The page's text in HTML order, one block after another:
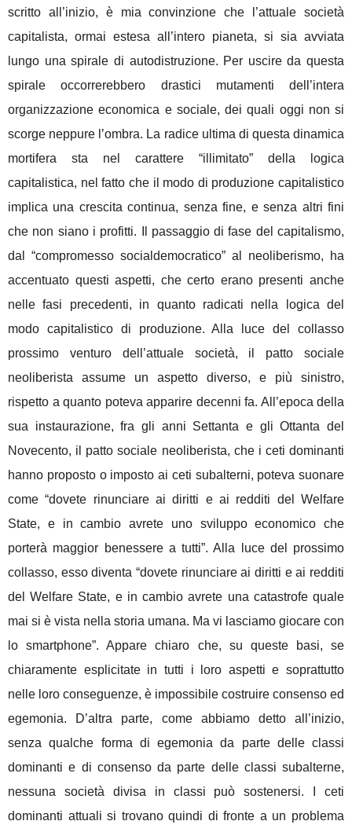
scritto all’inizio, è mia convinzione che l’attuale società
capitalista, ormai estesa all’intero pianeta, si sia avviata
lungo una spirale di autodistruzione. Per uscire da questa
spirale occorrerebbero drastici mutamenti dell’intera
organizzazione economica e sociale, dei quali oggi non si
scorge neppure l’ombra. La radice ultima di questa dinamica
mortifera sta nel carattere “illimitato” della logica
capitalistica, nel fatto che il modo di produzione capitalistico
implica una crescita continua, senza fine, e senza altri fini
che non siano i profitti. Il passaggio di fase del capitalismo,
dal “compromesso socialdemocratico” al neoliberismo, ha
accentuato questi aspetti, che certo erano presenti anche
nelle fasi precedenti, in quanto radicati nella logica del
modo capitalistico di produzione. Alla luce del collasso
prossimo venturo dell’attuale società, il patto sociale
neoliberista assume un aspetto diverso, e più sinistro,
rispetto a quanto poteva apparire decenni fa. All’epoca della
sua instaurazione, fra gli anni Settanta e gli Ottanta del
Novecento, il patto sociale neoliberista, che i ceti dominanti
hanno proposto o imposto ai ceti subalterni, poteva suonare
come “dovete rinunciare ai diritti e ai redditi del Welfare
State, e in cambio avrete uno sviluppo economico che
porterà maggior benessere a tutti”. Alla luce del prossimo
collasso, esso diventa “dovete rinunciare ai diritti e ai redditi
del Welfare State, e in cambio avrete una catastrofe quale
mai si è vista nella storia umana. Ma vi lasciamo giocare con
lo smartphone”. Appare chiaro che, su queste basi, se
chiaramente esplicitate in tutti i loro aspetti e soprattutto
nelle loro conseguenze, è impossibile costruire consenso ed
egemonia. D’altra parte, come abbiamo detto all’inizio,
senza qualche forma di egemonia da parte delle classi
dominanti e di consenso da parte delle classi subalterne,
nessuna società divisa in classi può sostenersi. I ceti
dominanti attuali si trovano quindi di fronte a un problema